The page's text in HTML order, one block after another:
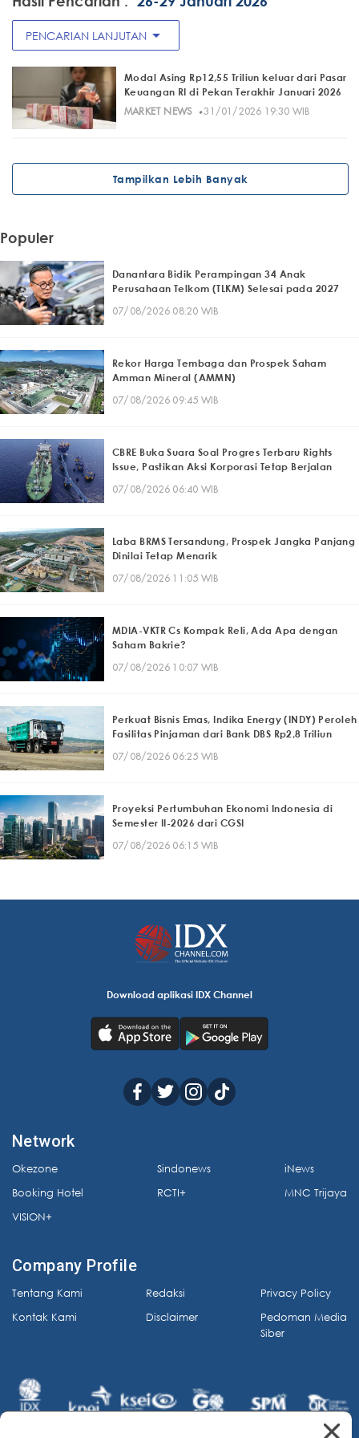
PENCARIAN LANJUTAN arrow_drop_down
Modal Asing Rp12,55 Triliun keluar dari Pasar
Keuangan RI di Pekan Terakhir Januari 2026
MARKET NEWS· 31/01/2026 19:30 WIB
Tampilkan Lebih Banyak
Populer
Danantara Bidik Perampingan 34 Anak
Perusahaan Telkom (TLKM) Selesai pada 2027
07/08/2026 08:20 WIB
Rekor Harga Tembaga dan Prospek Saham
Amman Mineral (AMMN)
07/08/2026 09:45 WIB
CBRE Buka Suara Soal Progres Terbaru Rights
Issue, Pastikan Aksi Korporasi Tetap Berjalan
07/08/2026 06:40 WIB
Laba BRMS Tersandung, Prospek Jangka Panjang
Dinilai Tetap Menarik
07/08/2026 11:05 WIB
MDIA-VKTR Cs Kompak Reli, Ada Apa dengan
Saham Bakrie?
07/08/2026 10:07 WIB
Perkuat Bisnis Emas, Indika Energy (INDY) Peroleh
Fasilitas Pinjaman dari Bank DBS Rp2,8 Triliun
07/08/2026 06:25 WIB
Proyeksi Pertumbuhan Ekonomi Indonesia di
Semester II-2026 dari CGSI
07/08/2026 06:15 WIB
Download aplikasi IDX Channel
Network
Okezone
Booking Hotel
VISION+
Sindonews
RCTI+
iNews
MNC Trijaya
Company Profile
Tentang Kami
Kontak Kami
Redaksi
Disclaimer
Privacy Policy
Pedoman Media
Siber